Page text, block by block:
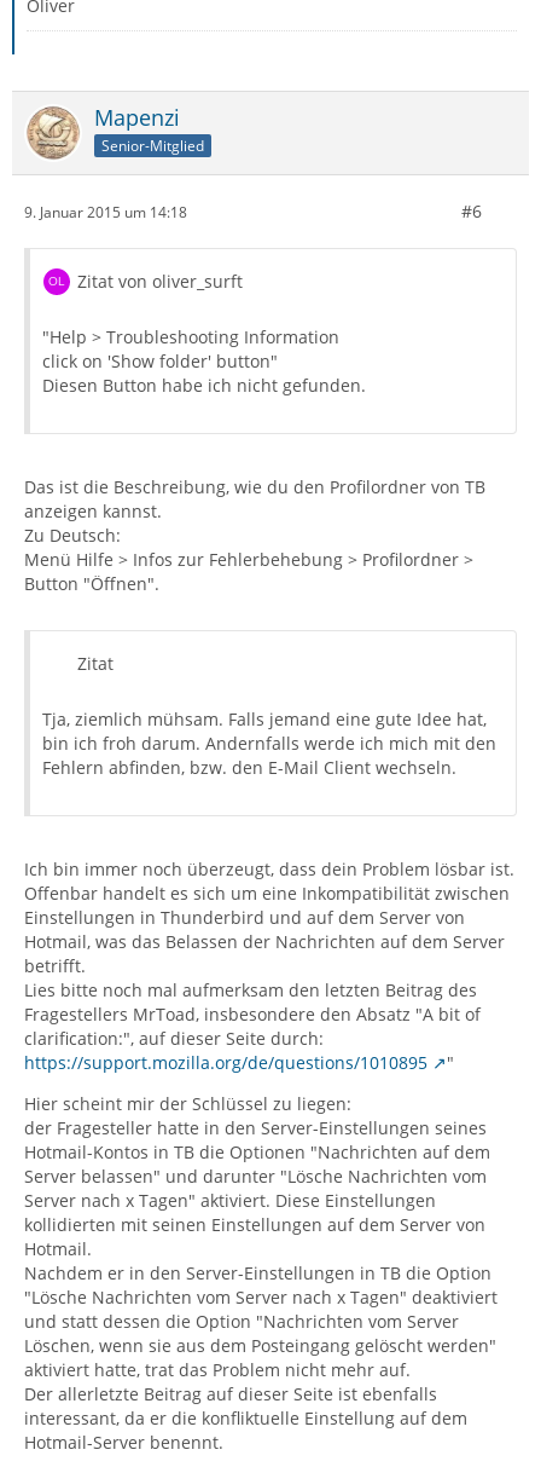
Oliver
Mapenzi
Senior-Mitglied
9. Januar 2015 um 14:18 #6
Zitat von oliver_surft
"Help > Troubleshooting Information
click on 'Show folder' button"
Diesen Button habe ich nicht gefunden.
Das ist die Beschreibung, wie du den Profilordner von TB
anzeigen kannst.
Zu Deutsch:
Menü Hilfe > Infos zur Fehlerbehebung > Profilordner >
Button "Öffnen".
Zitat
Tja, ziemlich mühsam. Falls jemand eine gute Idee hat,
bin ich froh darum. Andernfalls werde ich mich mit den
Fehlern abfinden, bzw. den E-Mail Client wechseln.
Ich bin immer noch überzeugt, dass dein Problem lösbar ist.
Offenbar handelt es sich um eine Inkompatibilität zwischen
Einstellungen in Thunderbird und auf dem Server von
Hotmail, was das Belassen der Nachrichten auf dem Server
betrifft.
Lies bitte noch mal aufmerksam den letzten Beitrag des
Fragestellers MrToad, insbesondere den Absatz "A bit of
clarification:", auf dieser Seite durch:
https://support.mozilla.org/de/questions/1010895
"
Hier scheint mir der Schlüssel zu liegen:
der Fragesteller hatte in den Server-Einstellungen seines
Hotmail-Kontos in TB die Optionen "Nachrichten auf dem
Server belassen" und darunter "Lösche Nachrichten vom
Server nach x Tagen" aktiviert. Diese Einstellungen
kollidierten mit seinen Einstellungen auf dem Server von
Hotmail.
Nachdem er in den Server-Einstellungen in TB die Option
"Lösche Nachrichten vom Server nach x Tagen" deaktiviert
und statt dessen die Option "Nachrichten vom Server
Löschen, wenn sie aus dem Posteingang gelöscht werden"
aktiviert hatte, trat das Problem nicht mehr auf.
Der allerletzte Beitrag auf dieser Seite ist ebenfalls
interessant, da er die konfliktuelle Einstellung auf dem
Hotmail-Server benennt.